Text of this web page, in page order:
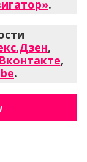
.
,
Вконтакте,
.